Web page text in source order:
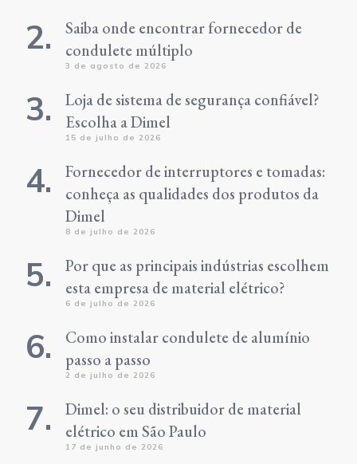
Saiba onde encontrar fornecedor de
condulete múltiplo
3 de agosto de 2026
Loja de sistema de segurança confiável?
Escolha a Dimel
15 de julho de 2026
Fornecedor de interruptores e tomadas:
conheça as qualidades dos produtos da
Dimel
8 de julho de 2026
Por que as principais indústrias escolhem
esta empresa de material elétrico?
6 de julho de 2026
Como instalar condulete de alumínio
passo a passo
2 de julho de 2026
Dimel: o seu distribuidor de material
elétrico em São Paulo
17 de junho de 2026